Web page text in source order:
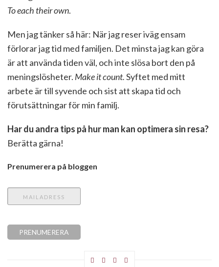
To each their own.
Men jag tänker så här: När jag reser iväg ensam
förlorar jag tid med familjen. Det minsta jag kan göra
är att använda tiden väl, och inte slösa bort den på
meningslösheter. Make it count.Syftet med mitt
arbete är till syvende och sist att skapa tid och
förutsättningar för min familj.
Har du andra tips på hur man kan optimera sin resa?
Berätta gärna!
Prenumerera på bloggen